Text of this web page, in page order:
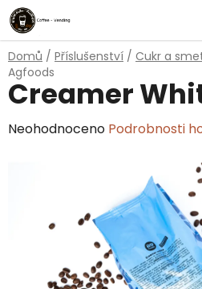
Přejít
na
obsah
Domů / Příslušenství / Cukr a
Agfoods
Creamer
Průměrné
hvězdiček.
Neohodnoceno Podrobnosti